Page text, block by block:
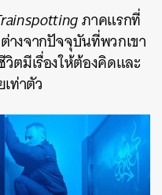
ภาคแรกที่
างจากปัจจุบันที่พวกเขา
ตมีเรื่องให้ต้องคิดและ
ท่าตัว